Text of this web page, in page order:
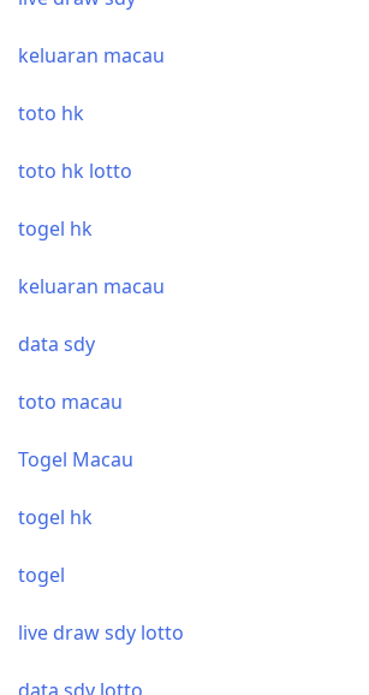
keluaran macau
toto hk
toto hk lotto
togel hk
keluaran macau
data sdy
toto macau
Togel Macau
togel hk
togel
live draw sdy lotto